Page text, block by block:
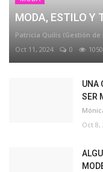
MODA, ESTILO Y
Patricia Quilis (Gestión
Oct 11, 2024
0 1050
UNA
SER
Oct 8,